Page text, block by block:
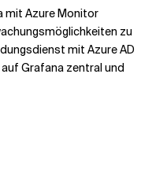
mit Azure Monitor
zu
mit Azure AD
Grafana zentral und